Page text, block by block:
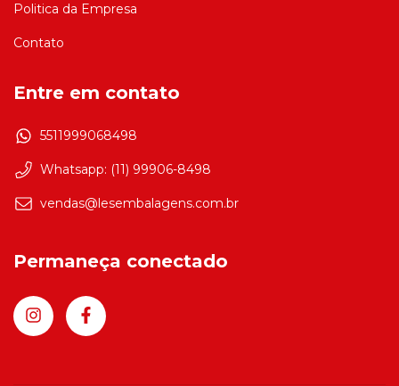
Politica da Empresa
Contato
Entre em contato
5511999068498
Whatsapp: (11) 99906-8498
vendas@lesembalagens.com.br
Permaneça conectado